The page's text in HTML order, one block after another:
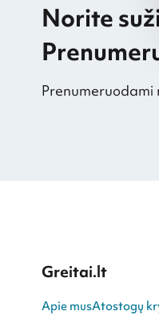
Norite
Prenumeruodami
Greitai.lt
Apie musAtostogų